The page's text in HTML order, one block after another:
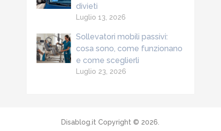
divieti
Luglio 13, 2026
Sollevatori mobili passivi:
cosa sono, come funzionano
e come sceglierli
Luglio 23, 2026
Disablog.it Copyright © 2026.